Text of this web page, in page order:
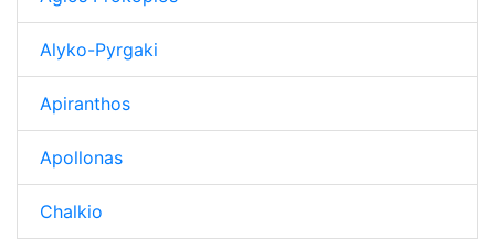
Alyko-Pyrgaki
Apiranthos
Apollonas
Chalkio